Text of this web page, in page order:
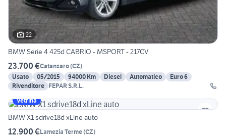
22
BMW Serie 4 425d CABRIO - MSPORT - 217CV
23.700 €Catanzaro(CZ)
Usato
05/2015 94000 Km Diesel Automatico
Euro 6
Rivenditore FEPAR S.R.L.
Vetrina
BMW X1 sdrive18d xLine auto
12.900 €Lamezia Terme(CZ)